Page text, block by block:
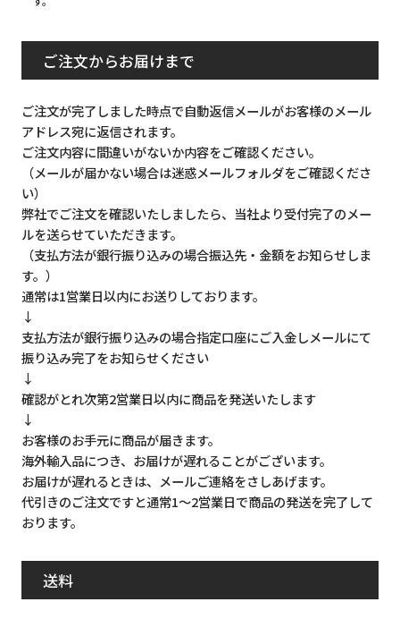
ご注文からお届けまで
ご注文が完了しました時点で自動返信メールがお客様のメール
アドレス宛に返信されます。
ご注文内容に間違いがないか内容をご確認ください。
（メールが届かない場合は迷惑メールフォルダをご確認くださ
い）
弊社でご注文を確認いたしましたら、当社より受付完了のメー
ルを送らせていただきます。
（支払方法が銀行振り込みの場合振込先・金額をお知らせしま
す。）
通常は1営業日以内にお送りしております。
↓
支払方法が銀行振り込みの場合指定口座にご入金しメールにて
振り込み完了をお知らせください
↓
確認がとれ次第2営業日以内に商品を発送いたします
↓
お客様のお手元に商品が届きます。
海外輸入品につき、お届けが遅れることがございます。
お届けが遅れるときは、メールご連絡をさしあげます。
代引きのご注文ですと通常1～2営業日で商品の発送を完了して
おります。
送料